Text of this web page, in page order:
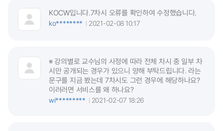
KOCW입니다.7차시 오류를 확인하여 수정했습니다.
ko********
2021-02-08 10:17
※ 강의별로 교수님의 사정에 따라 전체 차시 중 일부 차
시만 공개되는 경우가 있으니 양해 부탁드립니다. 라는
문구를 지금 봤는데 7차시도 그런 경우에 해당하나요?
이러러면 서비스를 왜 하나요?
wi*********
2021-02-07 18:26